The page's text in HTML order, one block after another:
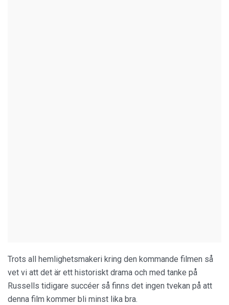
Trots all hemlighetsmakeri kring den kommande filmen så
vet vi att det är ett historiskt drama och med tanke på
Russells tidigare succéer så finns det ingen tvekan på att
denna film kommer bli minst lika bra.